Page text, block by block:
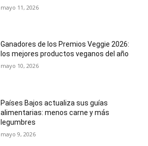
mayo 11, 2026
Ganadores de los Premios Veggie 2026:
los mejores productos veganos del año
mayo 10, 2026
Países Bajos actualiza sus guías
alimentarias: menos carne y más
legumbres
mayo 9, 2026